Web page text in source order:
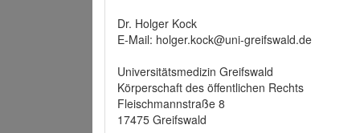
Dr. Holger Kock
E-Mail: holger.kock@uni-greifswald.de
Universitätsmedizin Greifswald
Körperschaft des öffentlichen Rechts
Fleischmannstraße 8
17475 Greifswald